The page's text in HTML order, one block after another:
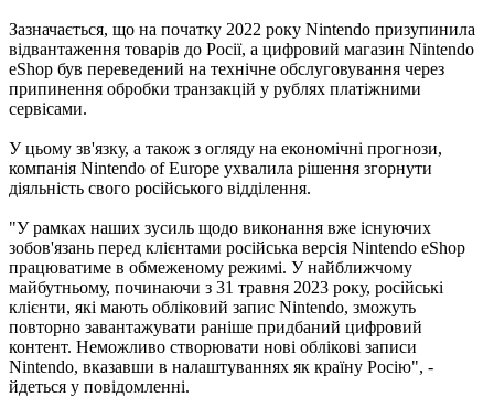
Зазначається, що на початку 2022 року Nintendo призупинила
відвантаження товарів до Росії, а цифровий магазин Nintendo
eShop був переведений на технічне обслуговування через
припинення обробки транзакцій у рублях платіжними
сервісами.
У цьому зв'язку, а також з огляду на економічні прогнози,
компанія Nintendo of Europe ухвалила рішення згорнути
діяльність свого російського відділення.
"У рамках наших зусиль щодо виконання вже існуючих
зобов'язань перед клієнтами російська версія Nintendo eShop
працюватиме в обмеженому режимі. У найближчому
майбутньому, починаючи з 31 травня 2023 року, російські
клієнти, які мають обліковий запис Nintendo, зможуть
повторно завантажувати раніше придбаний цифровий
контент. Неможливо створювати нові облікові записи
Nintendo, вказавши в налаштуваннях як країну Росію", -
йдеться у повідомленні.